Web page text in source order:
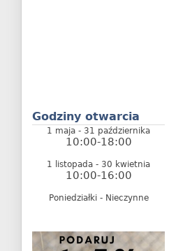
Godziny otwarcia
1 maja - 31 października
10:00-18:00
1 listopada - 30 kwietnia
10:00-16:00
Poniedziałki - Nieczynne